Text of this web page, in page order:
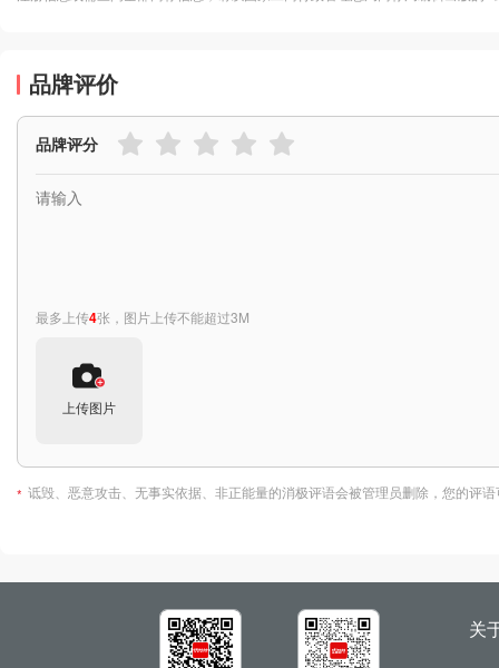
品牌评价
品牌评分
最多上传4张，图片上传不能超过3M
上传图片
* 诋毁、恶意攻击、无事实依据、非正能量的消极评语会被管理员删除，您的评
关